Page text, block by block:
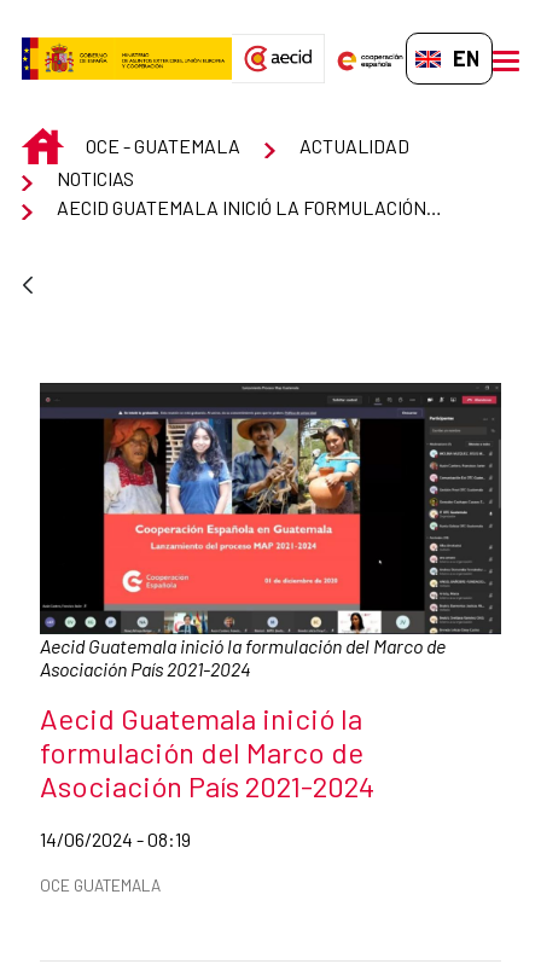
EN-GB
INICIOOCE - GUATEMALA
ACTUALIDAD
NOTICIAS
Caption:
Aecid Guatemala inició la formulación del Marco de
Asociación País 2021-2024
News title
Aecid Guatemala inició la
formulación del Marco de
Asociación País 2021-2024
Date of publication of the news item
14/06/2024 - 08:19
News categories
OCE GUATEMALA